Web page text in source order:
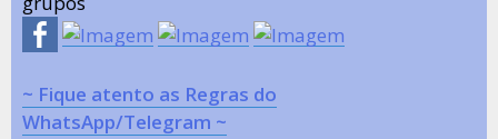
~ Fique atento as Regras do
WhatsApp/Telegram ~